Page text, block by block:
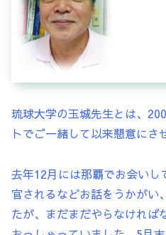
琉球大学の玉城先生とは、
トでご一緒して以来懇意にさ
去年12月には那覇でお会いし
官されるなどお話をうかがい
たが、まだまだやらなければ